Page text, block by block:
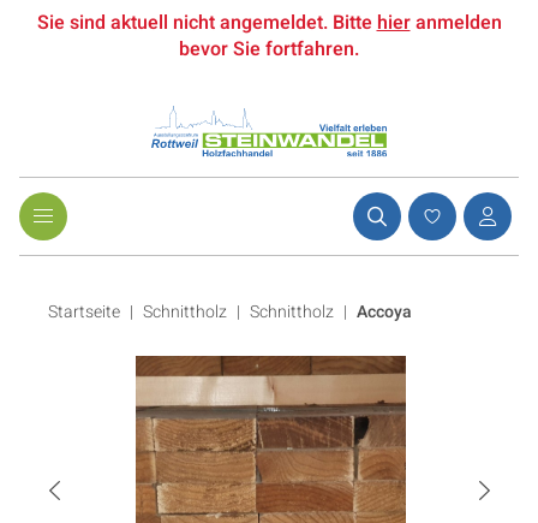
Sie sind aktuell nicht angemeldet. Bittehieranmelden
bevor Sie fortfahren.
Startseite Schnittholz | Schnittholz | Accoya